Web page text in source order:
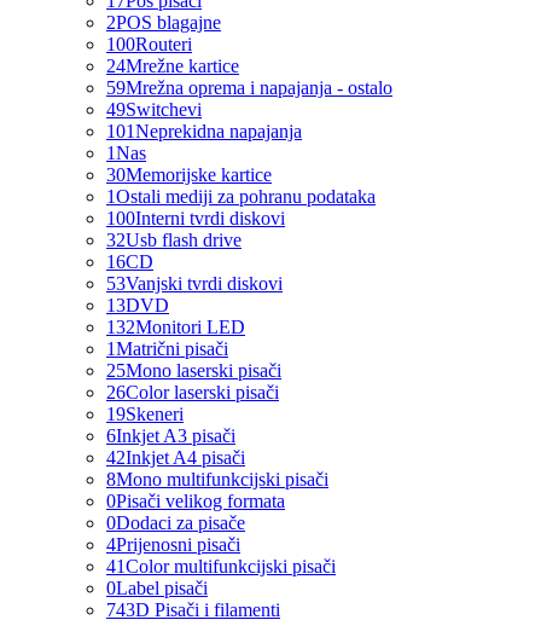
2POS blagajne
100Routeri
24Mrežne kartice
59Mrežna oprema i napajanja - ostalo
49Switchevi
101Neprekidna napajanja
1Nas
30Memorijske kartice
1Ostali mediji za pohranu podataka
100Interni tvrdi diskovi
32Usb flash drive
16CD
53Vanjski tvrdi diskovi
13DVD
132Monitori LED
1Matrični pisači
25Mono laserski pisači
26Color laserski pisači
19Skeneri
6Inkjet A3 pisači
42Inkjet A4 pisači
8Mono multifunkcijski pisači
0Pisači velikog formata
0Dodaci za pisače
4Prijenosni pisači
41Color multifunkcijski pisači
0Label pisači
743D Pisači i filamenti